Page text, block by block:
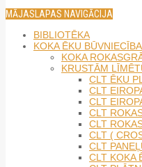
MĀJASLAPAS NAVIGĀCIJA
BIBLIOTĒKA
KOKA ĒKU BŪVNIECĪBA
KOKA
KRUSTĀM
CLT ĒKU
CLT
CLT
CLT
CLT
CLT (
CLT
CLT KOKA